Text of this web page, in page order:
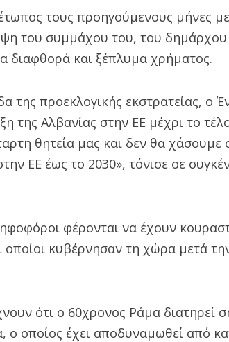
τους προηγούμενους μήνες
του συμμάχου του, του δημάρχου
διαφθορά και ξέπλυμα χρήματος.
της προεκλογικής εκστρατείας, ο
της Αλβανίας στην ΕΕ μέχρι το
θητεία μας και δεν θα χάσουμε
ΕΕ έως το 2030», τόνισε σε
φέρονται να έχουν
οποίοι κυβέρνησαν τη χώρα μετά
ότι ο 60χρονος Ράμα διατηρεί
οποίος έχει αποδυναμωθεί από